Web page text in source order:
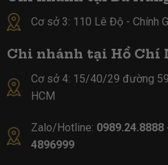
Cơ sở 3: 110 Lê Độ - Chính
Chi nhánh tại Hồ Chí
Cơ sở 4: 15/40/29 đường
HCM
Zalo/Hotline: 0989.24.8888
4896999